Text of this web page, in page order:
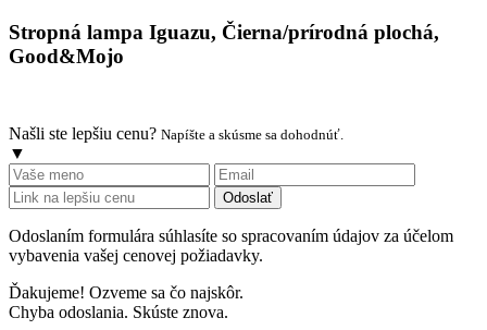
Stropná lampa Iguazu, Čierna/prírodná plochá,
Good&Mojo
Našli ste lepšiu cenu? Napíšte a skúsme sa dohodnúť.
▼
Odoslať
Odoslaním formulára súhlasíte so spracovaním údajov za účelom
vybavenia vašej cenovej požiadavky.
Ďakujeme! Ozveme sa čo najskôr.
Chyba odoslania. Skúste znova.